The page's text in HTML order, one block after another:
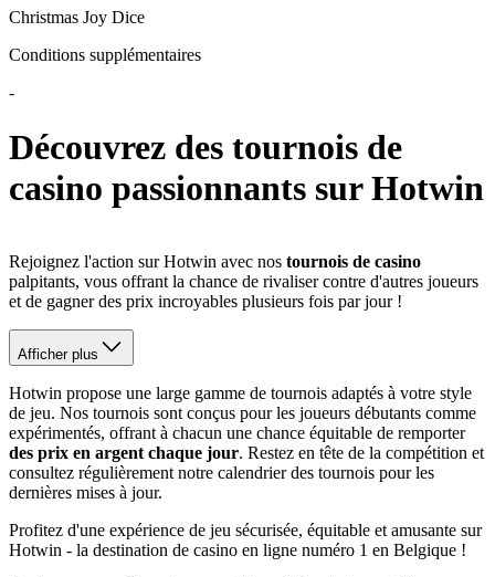
Christmas Joy Dice
Conditions supplémentaires
-
Découvrez des tournois de
casino passionnants sur Hotwin
Rejoignez l'action sur Hotwin avec nos tournois de casino
palpitants, vous offrant la chance de rivaliser contre d'autres joueurs
et de gagner des prix incroyables plusieurs fois par jour !
Afficher plus
Hotwin propose une large gamme de tournois adaptés à votre style
de jeu. Nos tournois sont conçus pour les joueurs débutants comme
expérimentés, offrant à chacun une chance équitable de remporter
des prix en argent chaque jour. Restez en tête de la compétition et
consultez régulièrement notre calendrier des tournois pour les
dernières mises à jour.
Profitez d'une expérience de jeu sécurisée, équitable et amusante sur
Hotwin - la destination de casino en ligne numéro 1 en Belgique !